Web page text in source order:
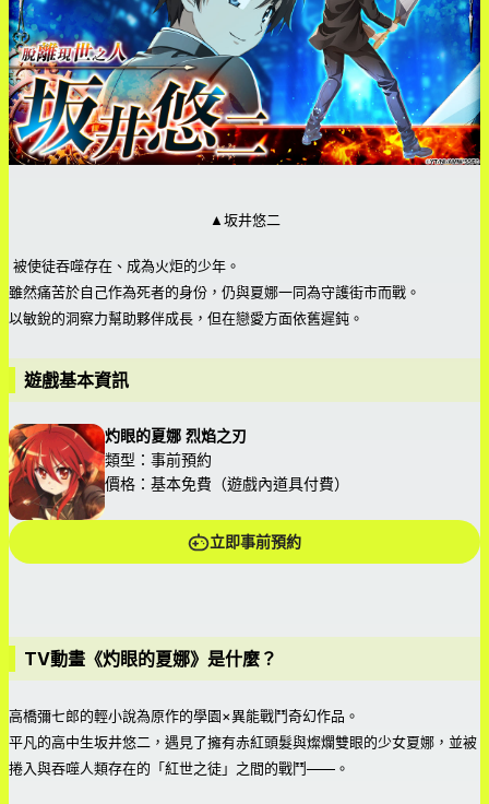
▲坂井悠二
被使徒吞噬存在、成為火炬的少年。
雖然痛苦於自己作為死者的身份，仍與夏娜一同為守護街市而戰。
以敏銳的洞察力幫助夥伴成長，但在戀愛方面依舊遲鈍。
遊戲基本資訊
灼眼的夏娜 烈焰之刃
類型：事前預約
價格：基本免費（遊戲內道具付費）
立即事前預約
TV動畫《灼眼的夏娜》是什麼？
高橋彌七郎的輕小說為原作的學園×異能戰鬥奇幻作品。
平凡的高中生坂井悠二，遇見了擁有赤紅頭髮與燦爛雙眼的少女夏娜，並被
捲入與吞噬人類存在的「紅世之徒」之間的戰鬥——。